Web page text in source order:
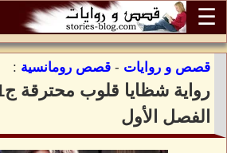
☰
قصص و روايات - قصص رومانسية :
الفصل الأول